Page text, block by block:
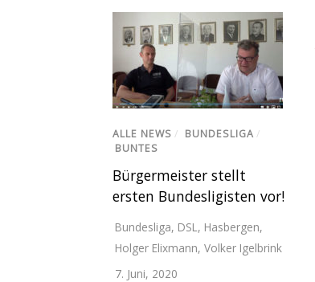
ALLE NEWS / BUNDESLIGA /
BUNTES
Bürgermeister stellt
ersten Bundesligisten vor!
Bundesliga, DSL , Hasbergen,
Holger Elixmann, Volker Igelbrink
7. Juni, 2020